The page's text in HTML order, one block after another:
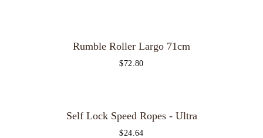
Rumble Roller Largo 71cm
$72.80
Self Lock Speed Ropes - Ultra
$24.64